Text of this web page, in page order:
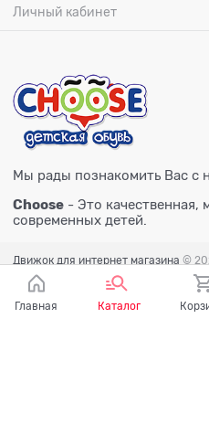
Личный кабинет
Мы рады познакомить Вас с
Choose - Это качественная,
современных детей.
Движок для интернет магазина ©
Главная Каталог